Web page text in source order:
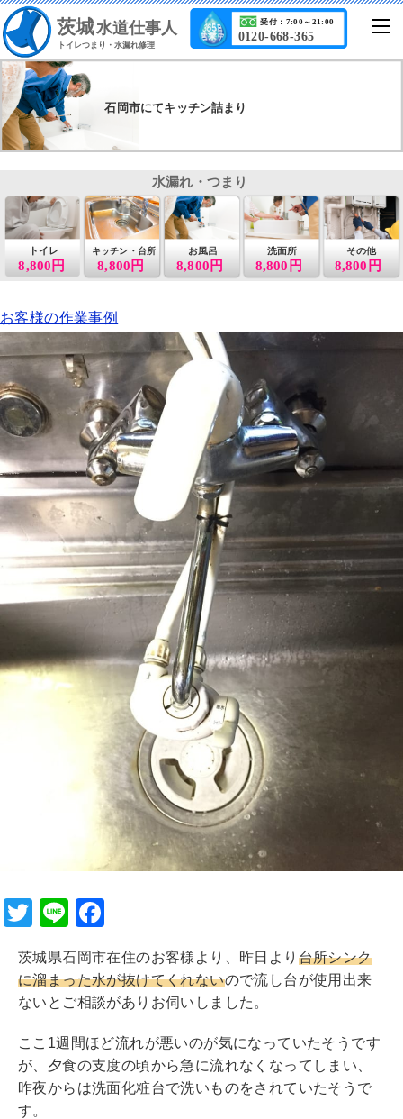
茨城水道仕事人
トイレつまり・水漏れ修理
0120-668-365
受付：7:00～21:00
石岡市にてキッチン詰まり
8,800円
トイレ
8,800円
キッチン・台所 お風呂
8,800円
洗面所
8,800円
その他
8,800円
水漏れ・つまり
お客様の作業事例
T
tt
er
Li
e
c
e
b
o
o
茨城県石岡市在住のお客様より、昨日より 台所シンク
に溜まった水が抜けてくれないので流し台が使用出来
ないとご相談がありお伺いしました。
ここ1週間ほど流れが悪いのが気になっていたそうです
が、夕食の支度の頃から急に流れなくなってしまい、
昨夜からは洗面化粧台で洗いものをされていたそうで
す。